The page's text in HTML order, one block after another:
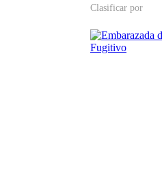
Clasificar por